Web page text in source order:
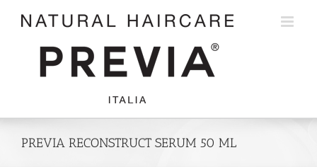
PREVIA RECONSTRUCT SERUM 50 ML